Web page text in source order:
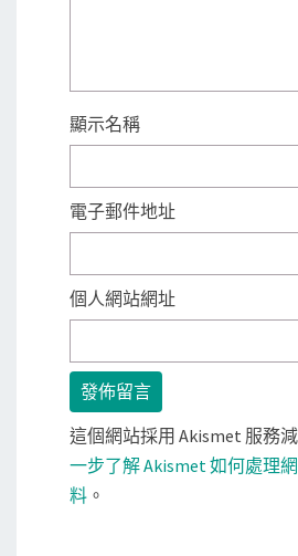
顯示名稱
電子郵件地址
個人網站網址
這個網站採用 Akismet 服務
一步了解 Akismet 如何處理
料 。